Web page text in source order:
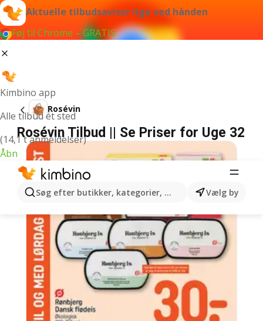
Aktuelle tilbudsaviser lige ved hånden
Føj til Chrome – GRATIS
Kimbino app
Alle tilbud ét sted
(14,1 t anmeldelser)
Åbn
Søg efter butikker, kategorier, produkter...Vælg by
Rosévin
Rosévin Tilbud || Se Priser for Uge 32